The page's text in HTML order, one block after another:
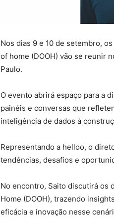
Nos dias 9 e 10 de setembro,
of home (DOOH) vão se reunir
Paulo.
O evento abrirá espaço para a
painéis e conversas que
inteligência de dados à
Representando a helloo, o
tendências, desafios e
No encontro, Saito discutirá os
Home (DOOH), trazendo
eficácia e inovação nesse